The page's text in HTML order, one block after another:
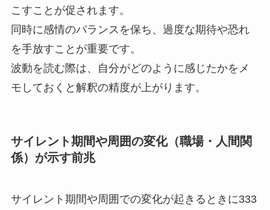
こすことが促されます。
同時に感情のバランスを保ち、過度な期待や恐れ
を手放すことが重要です。
波動を読む際は、自分がどのように感じたかをメ
モしておくと解釈の精度が上がります。
サイレント期間や周囲の変化（職場・人間関
係）が示す前兆
サイレント期間や周囲での変化が起きるときに333